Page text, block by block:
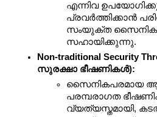
എന്നിവ
പ്രവർത്തിക്കാൻ
സംയുക്ത
സഹായിക്കുന്നു.
Non-traditional Security
സുരക്ഷാ ഭീഷണികൾ):
സൈനികപരമായ
പരമ്പരാഗത
വ്യത്യസ്തമായി,